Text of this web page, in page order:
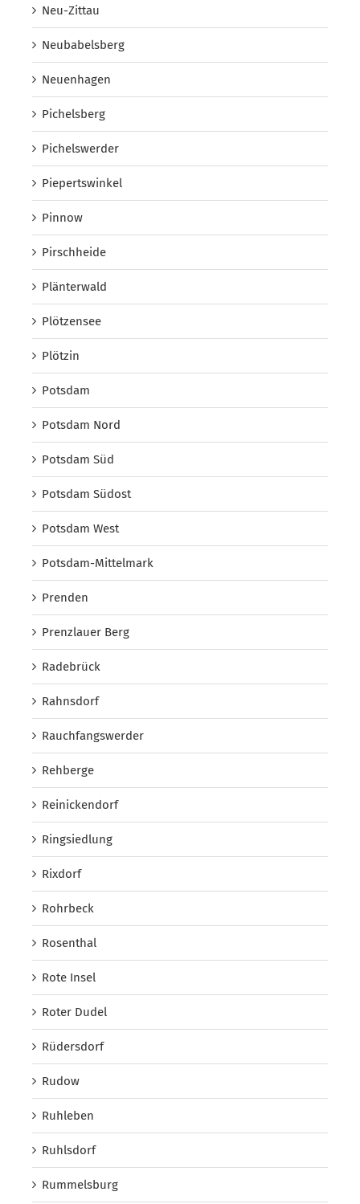
Neu-Zittau
Neubabelsberg
Neuenhagen
Pichelsberg
Pichelswerder
Piepertswinkel
Pinnow
Pirschheide
Plänterwald
Plötzensee
Plötzin
Potsdam
Potsdam Nord
Potsdam Süd
Potsdam Südost
Potsdam West
Potsdam-Mittelmark
Prenden
Prenzlauer Berg
Radebrück
Rahnsdorf
Rauchfangswerder
Rehberge
Reinickendorf
Ringsiedlung
Rixdorf
Rohrbeck
Rosenthal
Rote Insel
Roter Dudel
Rüdersdorf
Rudow
Ruhleben
Ruhlsdorf
Rummelsburg